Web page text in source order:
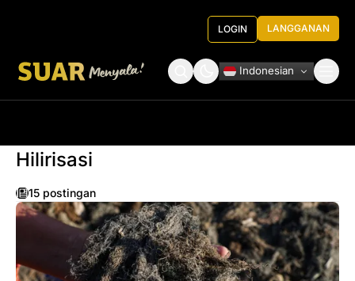
LOGIN LANGGANAN
Indonesian
Hilirisasi
15 postingan